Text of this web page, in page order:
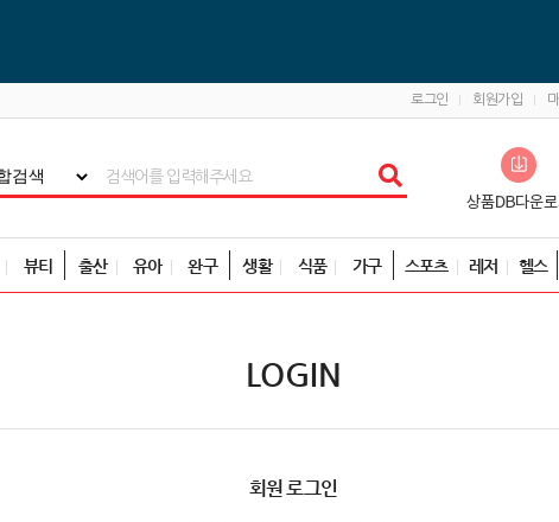
로그인 회원가입
뷰티 출산 유아 완구 생활 식품 가구 스포츠 레저 헬스
LOGIN
회원 로그인